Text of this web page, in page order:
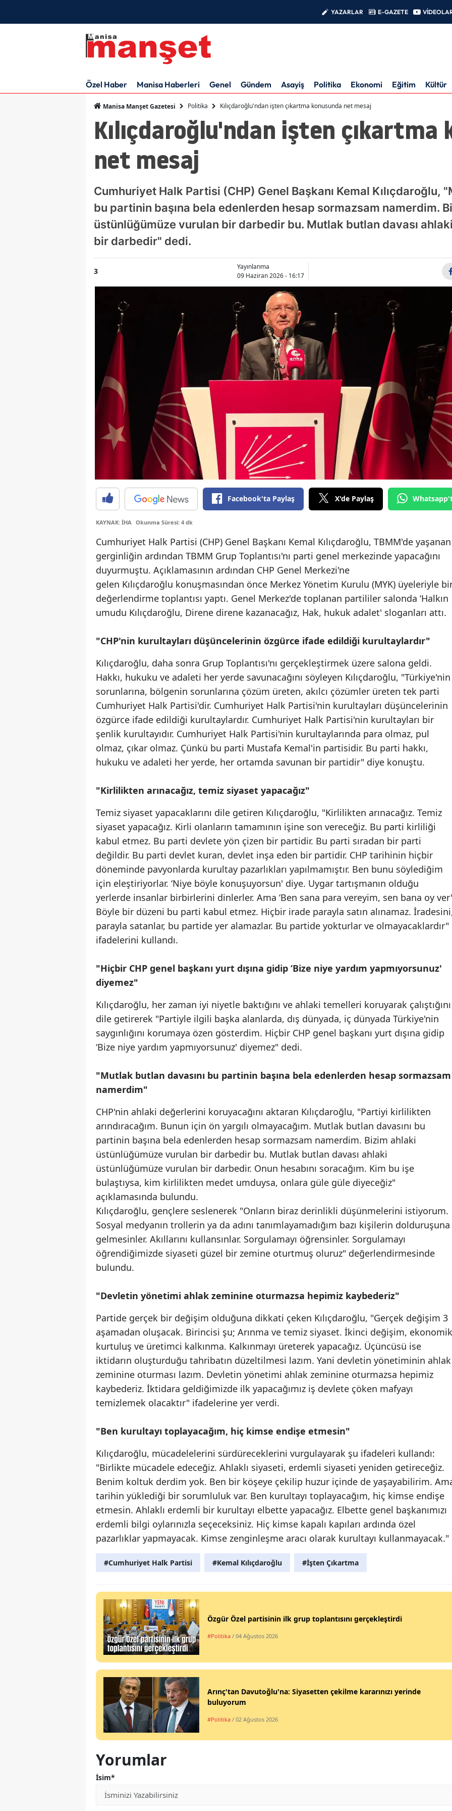
YAZARLAR E-GAZETE
Özel Haber Manisa Haberleri Genel Gündem Asayiş Politika Ekonomi Eğitim Kültür
Manisa Manşet Gazetesi Politika Kılıçdaroğlu'ndan işten çıkartma konusunda net mesaj
Kılıçdaroğlu'ndan işten çıkartma
net mesaj
Cumhuriyet Halk Partisi (CHP) Genel Başkanı Kemal Kılıçdaroğlu,
bu partinin başına bela edenlerden hesap sormazsam namerdim.
üstünlüğümüze vurulan bir darbedir bu. Mutlak butlan davası
bir darbedir" dedi.
3
Yayınlanma
09 Haziran 2026 - 16:17
Facebook'ta Paylaş X'de Paylaş
KAYNAK: İHA Okunma Süresi: 4 dk
Cumhuriyet Halk Partisi (CHP) Genel Başkanı Kemal Kılıçdaroğlu, TBMM'de yaşanan
gerginliğin ardından TBMM Grup Toplantısı'nı parti genel merkezinde yapacağını
duyurmuştu. Açıklamasının ardından CHP Genel Merkezi'ne
gelen Kılıçdaroğlu konuşmasından önce Merkez Yönetim Kurulu (MYK) üyeleriyle
değerlendirme toplantısı yaptı. Genel Merkez'de toplanan partililer salonda ‘Halkın
umudu Kılıçdaroğlu, Direne direne kazanacağız, Hak, hukuk adalet' sloganları attı.
"CHP'nin kurultayları düşüncelerinin özgürce ifade edildiği kurultaylardır"
Kılıçdaroğlu, daha sonra Grup Toplantısı'nı gerçekleştirmek üzere salona geldi.
Hakkı, hukuku ve adaleti her yerde savunacağını söyleyen Kılıçdaroğlu, "Türkiye'nin
sorunlarına, bölgenin sorunlarına çözüm üreten, akılcı çözümler üreten tek parti
Cumhuriyet Halk Partisi'dir. Cumhuriyet Halk Partisi'nin kurultayları düşüncelerinin
özgürce ifade edildiği kurultaylardır. Cumhuriyet Halk Partisi'nin kurultayları bir
şenlik kurultayıdır. Cumhuriyet Halk Partisi'nin kurultaylarında para olmaz, pul
olmaz, çıkar olmaz. Çünkü bu parti Mustafa Kemal'in partisidir. Bu parti hakkı,
hukuku ve adaleti her yerde, her ortamda savunan bir partidir" diye konuştu.
"Kirlilikten arınacağız, temiz siyaset yapacağız"
Temiz siyaset yapacaklarını dile getiren Kılıçdaroğlu, "Kirlilikten arınacağız. Temiz
siyaset yapacağız. Kirli olanların tamamının işine son vereceğiz. Bu parti kirliliği
kabul etmez. Bu parti devlete yön çizen bir partidir. Bu parti sıradan bir parti
değildir. Bu parti devlet kuran, devlet inşa eden bir partidir. CHP tarihinin hiçbir
döneminde pavyonlarda kurultay pazarlıkları yapılmamıştır. Ben bunu söylediğim
için eleştiriyorlar. ‘Niye böyle konuşuyorsun' diye. Uygar tartışmanın olduğu
yerlerde insanlar birbirlerini dinlerler. Ama ‘Ben sana para vereyim, sen bana oy
Böyle bir düzeni bu parti kabul etmez. Hiçbir irade parayla satın alınamaz.
parayla satanlar, bu partide yer alamazlar. Bu partide yokturlar ve olmayacaklardır"
ifadelerini kullandı.
"Hiçbir CHP genel başkanı yurt dışına gidip ‘Bize niye yardım yapmıyorsunuz'
diyemez"
Kılıçdaroğlu, her zaman iyi niyetle baktığını ve ahlaki temelleri koruyarak çalıştığını
dile getirerek "Partiyle ilgili başka alanlarda, dış dünyada, iç dünyada Türkiye'nin
saygınlığını korumaya özen gösterdim. Hiçbir CHP genel başkanı yurt dışına gidip
‘Bize niye yardım yapmıyorsunuz' diyemez" dedi.
"Mutlak butlan davasını bu partinin başına bela edenlerden hesap sormazsam
namerdim"
CHP'nin ahlaki değerlerini koruyacağını aktaran Kılıçdaroğlu, "Partiyi kirlilikten
arındıracağım. Bunun için ön yargılı olmayacağım. Mutlak butlan davasını bu
partinin başına bela edenlerden hesap sormazsam namerdim. Bizim ahlaki
üstünlüğümüze vurulan bir darbedir bu. Mutlak butlan davası ahlaki
üstünlüğümüze vurulan bir darbedir. Onun hesabını soracağım. Kim bu işe
bulaştıysa, kim kirlilikten medet umduysa, onlara güle güle diyeceğiz"
açıklamasında bulundu.
Kılıçdaroğlu, gençlere seslenerek "Onların biraz derinlikli düşünmelerini istiyorum.
Sosyal medyanın trollerin ya da adını tanımlayamadığım bazı kişilerin dolduruşuna
gelmesinler. Akıllarını kullansınlar. Sorgulamayı öğrensinler. Sorgulamayı
öğrendiğimizde siyaseti güzel bir zemine oturtmuş oluruz" değerlendirmesinde
bulundu.
"Devletin yönetimi ahlak zeminine oturmazsa hepimiz kaybederiz"
Partide gerçek bir değişim olduğuna dikkati çeken Kılıçdaroğlu, "Gerçek değişim 3
aşamadan oluşacak. Birincisi şu; Arınma ve temiz siyaset. İkinci değişim, ekonomik
kurtuluş ve üretimci kalkınma. Kalkınmayı üreterek yapacağız. Üçüncüsü ise
iktidarın oluşturduğu tahribatın düzeltilmesi lazım. Yani devletin yönetiminin ahlak
zeminine oturması lazım. Devletin yönetimi ahlak zeminine oturmazsa hepimiz
kaybederiz. İktidara geldiğimizde ilk yapacağımız iş devlete çöken mafyayı
temizlemek olacaktır" ifadelerine yer verdi.
"Ben kurultayı toplayacağım, hiç kimse endişe etmesin"
Kılıçdaroğlu, mücadelelerini sürdüreceklerini vurgulayarak şu ifadeleri kullandı:
"Birlikte mücadele edeceğiz. Ahlaklı siyaseti, erdemli siyaseti yeniden getireceğiz.
Benim koltuk derdim yok. Ben bir köşeye çekilip huzur içinde de yaşayabilirim.
tarihin yüklediği bir sorumluluk var. Ben kurultayı toplayacağım, hiç kimse endişe
etmesin. Ahlaklı erdemli bir kurultayı elbette yapacağız. Elbette genel başkanımızı
erdemli bilgi oylarınızla seçeceksiniz. Hiç kimse kapalı kapıları ardında özel
pazarlıklar yapmayacak. Kimse zenginleşme aracı olarak kurultayı kullanmayacak."
#Cumhuriyet Halk Partisi #Kemal Kılıçdaroğlu #İşten Çıkartma
Özgür Özel partisinin ilk grup toplantısını gerçekleştirdi
#Politika / 04 Ağustos 2026
Arınç'tan Davutoğlu'na: Siyasetten çekilme kararınızı yerinde
buluyorum
#Politika / 02 Ağustos 2026
Yorumlar
İsim*